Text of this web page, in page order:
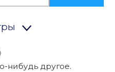
нибудь другое.